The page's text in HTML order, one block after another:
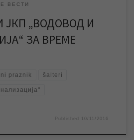
ВЕСТИ
ЈКП „ВОДОВОД И
ЗА ВРЕМЕ
praznik šalteri
Published 10/11/2016